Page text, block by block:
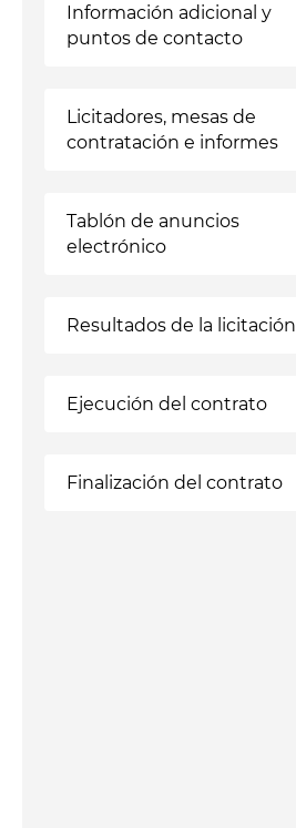
Información adicional y
puntos de contacto
Licitadores, mesas de
contratación e informes
Tablón de anuncios
electrónico
Resultados de la licitación
Ejecución del contrato
Finalización del contrato